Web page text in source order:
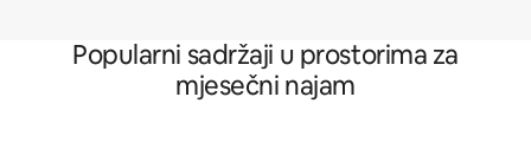
Popularni sadržaji u prostorima za
mjesečni najam